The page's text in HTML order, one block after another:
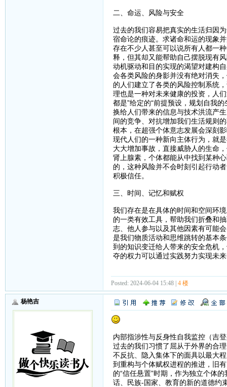
二、命运、风险与安全
过去的我们容易把真实的生活归因
宿命论的痕迹。求诸命和运的现象
存在不少人甚至可以说所有人都一
释，但其却又能帮助自己摆脱现有
动机驱动和目的实现的渴望对建构
会各类风险的身影并没有绝对消失
的人们建立了各类的风险控制系统
理也是一种对未来健康的投资，人
都是”给定的“前提预设，规划自我
换给人们带来的信息与技术洪流产
间的竞争、对抗增加我们生活规则
根本，在超强个体意志发展会深刻
现代人们的一种新向主体行为，就
大大增加事故，直接威胁人的生命
肾上腺素，个体都能从中找到某种
的，这种风险并不会时刻引起行动
积极信任。
三、时间、记忆和赋权
我们存在是在具体的时间和空间环
的一类有效工具，帮助我们折叠和
志、他人参与以及其他因素有可能
是我们物质活动和思维跳转的基本
到的知识变迁给人带来的安全危机
夺的权力可以通过实践努力实现未
Posted: 2024-06-04 15:48 | 4 楼
杨艳吉
内部指涉性与反身性自我监控（吉
过去的我们习惯了屈从于外界的合
不反抗、隐入集体下的面具以最大
到重构与个体赋权进程的推进，旧
的“信任悬置”时期，作为独立个体
话、民族-国家、教育的新的道德约